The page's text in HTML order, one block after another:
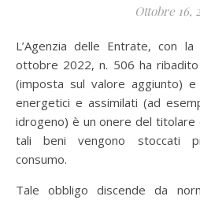
Ottobre 16,
L’Agenzia delle Entrate, con la propria risposta del 12
ottobre 2022, n. 506 ha
(imposta sul valore aggiunto)
energetici e assimilati (ad
idrogeno) è un onere del titolare
tali beni vengono stoccati
consumo.
Tale obbligo discende da